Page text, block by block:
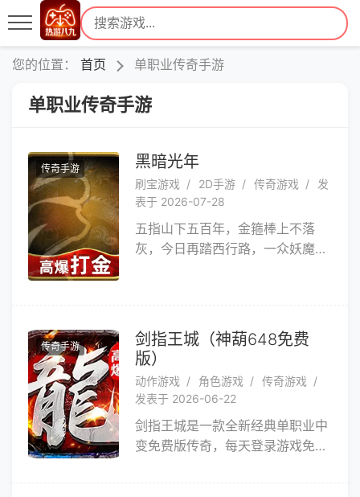
您的位置： 首页 单职业传奇手游
单职业传奇手游
传奇手游 黑暗光年
刷宝游戏 2D手游 传奇游戏
发
表于 2026-07-28
五指山下五百年，金箍棒上不落
灰，今日再踏西行路，一众妖魔棍
暗光年》是一款大型暗黑西游题材
的多人在线角色扮演游戏。主创团
队听取数百位重度传奇玩家反馈，
历经研发团队多年潜心打磨，完美
复刻端游神话，延续经典传奇玩
法。你期待的**体验统统实现，跨
服组队，攻城打怪，热血PK，称霸
传奇手游
剑指王城（神葫648免费
版）
动作游戏 角色游戏
传奇游戏
发表于 2026-06-22
剑指王城是一款全新经典单职业中
变免费版传奇，每天登录游戏免费